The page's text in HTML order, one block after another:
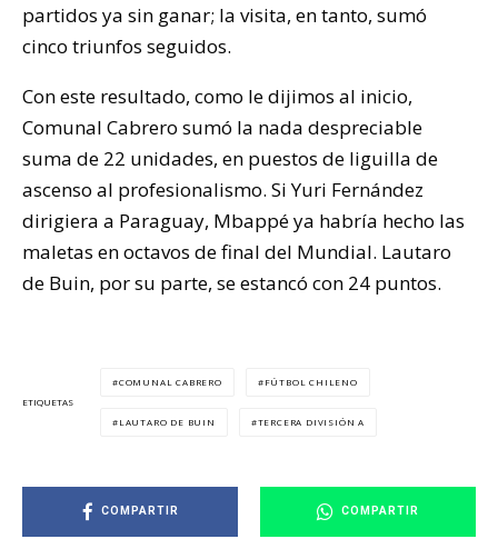
partidos ya sin ganar; la visita, en tanto, sumó
cinco triunfos seguidos.
Con este resultado, como le dijimos al inicio,
Comunal Cabrero sumó la nada despreciable
suma de 22 unidades, en puestos de liguilla de
ascenso al profesionalismo. Si Yuri Fernández
dirigiera a Paraguay, Mbappé ya habría hecho las
maletas en octavos de final del Mundial. Lautaro
de Buin, por su parte, se estancó con 24 puntos.
ETIQUETAS
COMUNAL CABRERO FÚTBOL CHILENO
LAUTARO DE BUIN TERCERA DIVISIÓN A
COMPARTIR COMPARTIR